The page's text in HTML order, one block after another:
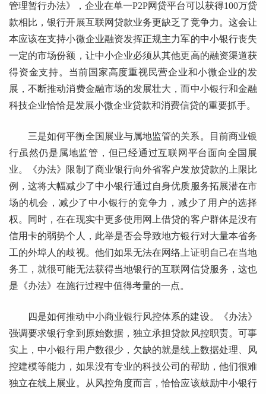
管理暂行办法》，企业在单一P2P网贷平台可以获得100万贷
款相比，银行开展互联网贷款业务更缺乏了竞争力。这会让
本应该在支持小微企业融资发挥正规主力军的中小银行丧失
一定的市场份额，让中小企业必须从其他更高的融资渠道获
得资金支持。当前国家高度重视民营企业和小微企业的发
展，不断推动消费金融市场的发展壮大，而中小银行和金融
科技企业恰恰是发展小微企业贷款和消费信贷的重要抓手。
三是如何平衡全国展业与属地监管的关系。目前商业银
行虽然仍是属地监管，但已经通过互联网平台面向全国展
业。《办法》限制了商业银行向外省客户发放贷款的上限比
例，这将大幅减少了中小银行通过自身优质服务拓展潜在市
场的机会，减少了中小银行的竞争力，减少了用户的选择
权。同时，在在现实中更多使用网上借贷的客户群体是没有
信用卡的弱势个人，此举是否会导致地方银行对大量本省务
工的外埠人的歧视。他们如果无法在网络上证明自己在当地
务工，就很可能无法获得当地银行的互联网信贷服务，这也
是《办法》在施行过程中值得考量的一点。
四是如何推动中小商业银行风控体系的建设。《办法》
强调要求银行拿到原始数据，独立承担贷款风控职责。可事
实上，中小银行用户数很少，欠缺的就是线上数据处理、风
控建模等能力，如果没有专业的科技公司的帮助，他们很难
独立在线上展业。从风控角度而言，恰恰应该鼓励中小银行